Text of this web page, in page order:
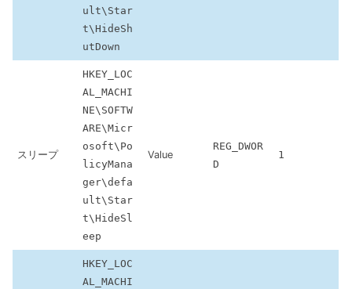
ult\Star
t\HideSh
utDown
スリープ
HKEY_LOC
AL_MACHI
NE\SOFTW
ARE\Micr
osoft\Po
licyMana
ger\defa
ult\Star
t\HideSl
eep
Value
REG_DWOR
D
1
HKEY_LOC
AL_MACHI